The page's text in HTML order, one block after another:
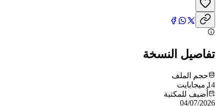
تفاصيل النسخة
حجم الملف
14 ميجابايت
أُضيف للمكتبة
04/07/2026